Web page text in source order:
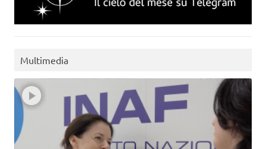
Multimedia